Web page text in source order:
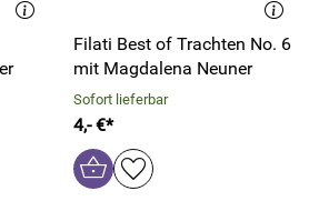
Filati Best of Trachten No. 6
mit Magdalena Neuner
Sofort lieferbar
4,- €*